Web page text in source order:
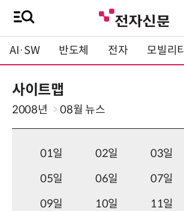
AI·SW 반도체 전자 모빌리티
사이트맵
2008년 08월 뉴스
01일 02일 03일
05일
06일 07일
09일
10일 11일